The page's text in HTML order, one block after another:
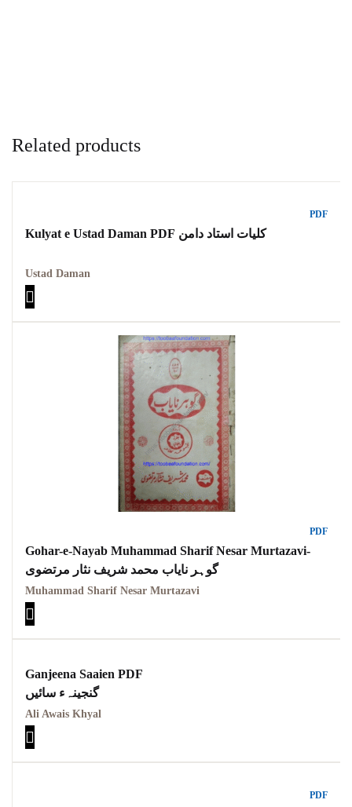
Related products
PDF
Kulyat e Ustad Daman PDF کلیات استاد دامن
Ustad Daman
PDF
Gohar-e-Nayab Muhammad Sharif Nesar Murtazavi-
گوہر نایاب محمد شریف نثار مرتضوی
Muhammad Sharif Nesar Murtazavi
Ganjeena Saaien PDF
گنجینہء سائیں
Ali Awais Khyal
PDF